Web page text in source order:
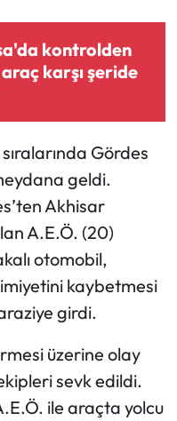
kontrolden
araç karşı şeride
Gördes
geldi.
Akhisar
A.E.Ö. (20)
otomobil,
kaybetmesi
girdi.
üzerine olay
sevk edildi.
ile araçta yolcu